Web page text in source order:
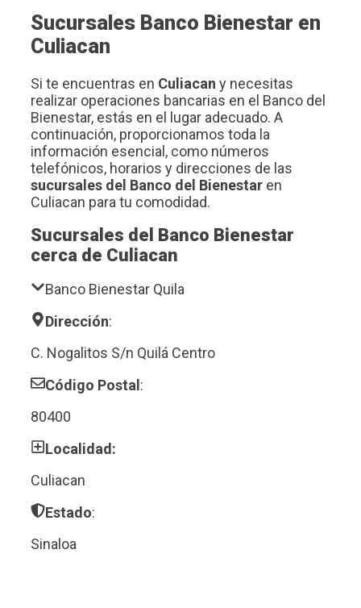
Sucursales Banco Bienestar en
Culiacan
Si te encuentras en Culiacan y necesitas
realizar operaciones bancarias en el Banco del
Bienestar, estás en el lugar adecuado. A
continuación, proporcionamos toda la
información esencial, como números
telefónicos, horarios y direcciones de las
sucursales del Banco del Bienestar en
Culiacan para tu comodidad.
Sucursales del Banco Bienestar
cerca de Culiacan
Banco Bienestar Quila
Dirección:
C. Nogalitos S/n Quilá Centro
Código Postal :
80400
Localidad:
Culiacan
Estado:
Sinaloa